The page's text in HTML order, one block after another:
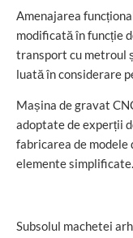
Amenajarea
modificată în funcție
transport cu metroul
luată în considerare
Mașina de gravat
adoptate de experții
fabricarea de modele
elemente simplificate.
Subsolul machetei